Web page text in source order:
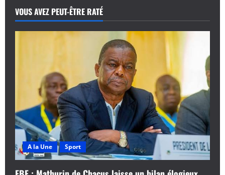
Football
Scolaire
:
Le
Bénin
VOUS AVEZ PEUT-ÊTRE RATÉ
A la Une Sport